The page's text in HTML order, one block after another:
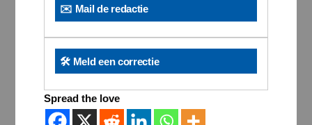
✉️ Mail de redactie
🛠️ Meld een correctie
Spread the love